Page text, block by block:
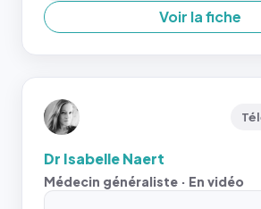
Voir la fiche
Dr Isabelle Naert
Médecin généraliste · En vidéo